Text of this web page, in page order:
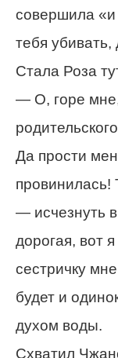
совершила
тебя убивать,
Стала Роза
— О, горе
Да прости
провинилась!
— исчезнуть
дорогая, вот
сестричку
будет и
духом воды.
Схватил